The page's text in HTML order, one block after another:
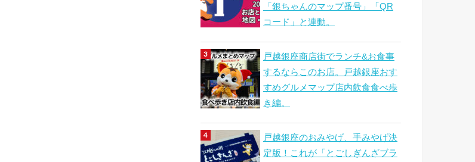
「銀ちゃんのマップ番号」「QR
コード」と連動。
戸越銀座商店街でランチ&お食事
するならこのお店。戸越銀座おす
すめグルメマップ店内飲食食べ歩
き編。
戸越銀座のおみやげ、手みやげ決
定版！これが「とごしぎんざブラ